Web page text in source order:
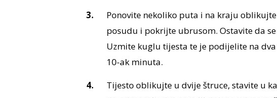
Ponovite nekoliko puta i na kraju
posudu i pokrijte ubrusom. Ostavite da
Uzmite kuglu tijesta te je podijelite na
10-ak minuta.
Tijesto oblikujte u dvije štruce, stavite u